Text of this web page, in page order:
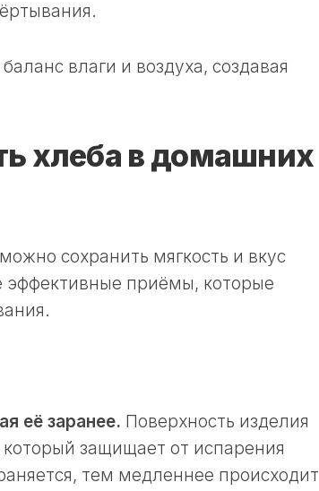
влаги и воздуха, создавая
хлеба в домашних
сохранить мягкость и вкус
эффективные приёмы, которые
её заранее. Поверхность изделия
который защищает от испарения
тем медленнее происходит